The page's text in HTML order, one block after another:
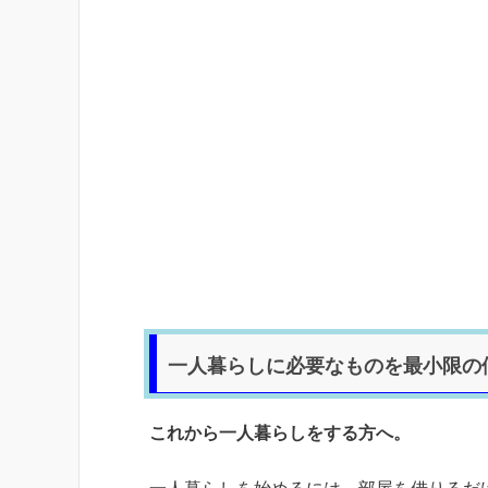
一人暮らしに必要なものを最小限の
これから一人暮らしをする方へ。